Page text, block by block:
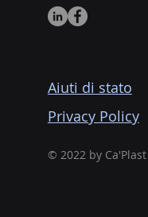
Aiuti di stato
Privacy Policy
© 2022 by Ca'Plast